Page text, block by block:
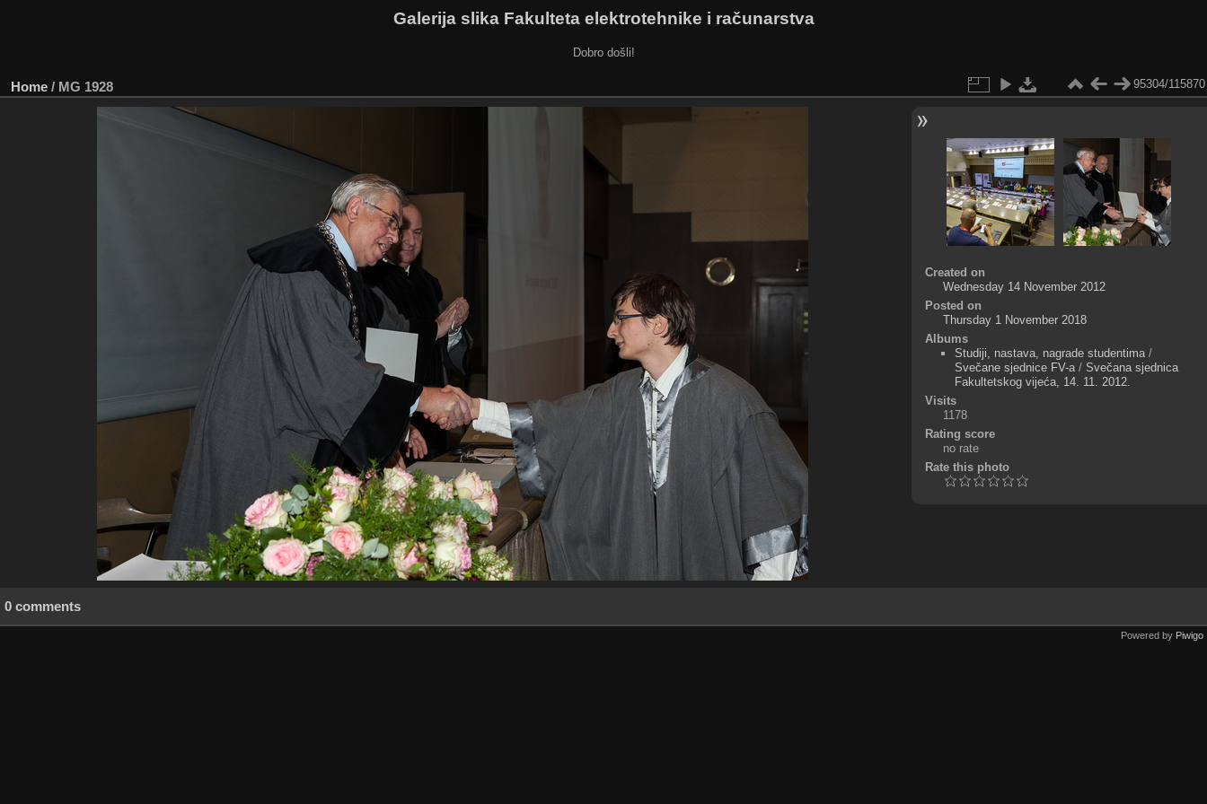
Galerija slika Fakulteta elektrotehnike i računarstva
Dobro došli!
Home / MG 1928 95304/115870
Created on
Wednesday 14 November 2012
Posted on
Thursday 1 November 2018
Albums
Studiji, nastava, nagrade studentima/
Svečane sjednice FV-a/ Svečana sjednica
Fakultetskog vijeća, 14. 11. 2012.
Visits
1178
Rating score
no rate
Rate this photo
0 comments
Powered by Piwigo